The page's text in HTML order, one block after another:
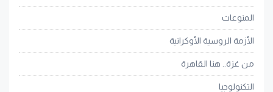
المنوعات
الأزمة الروسية الأوكرانية
من غزة.. هنا القاهرة
التكنولوجيا